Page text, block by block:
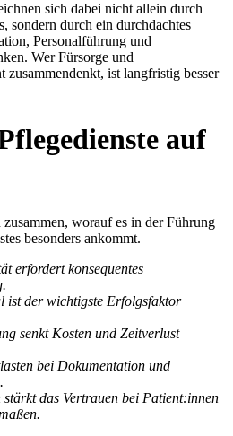
sich dabei nicht allein durch
sondern durch ein durchdachtes
Personalführung und
Wer Fürsorge und
zusammendenkt, ist langfristig besser
auf
worauf es in der Führung
besonders ankommt.
erfordert konsequentes
ist der wichtigste Erfolgsfaktor
senkt Kosten und Zeitverlust
bei Dokumentation und
das Vertrauen bei Patient:innen